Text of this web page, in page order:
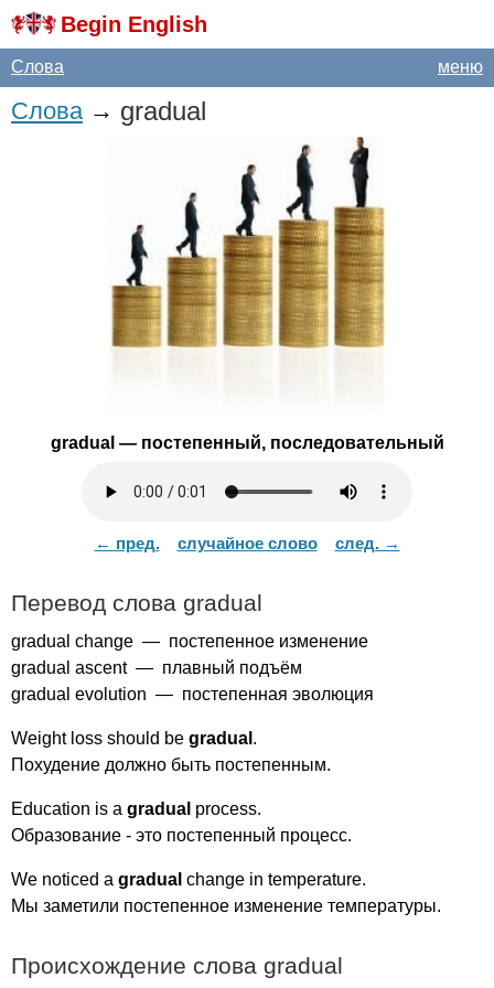
Begin English
меню
Слова
Слова→ gradual
gradual — постепенный, последовательный
← пред. случайное слово след. →
Перевод слова gradual
gradual change — постепенное изменение
gradual ascent— плавный подъём
gradual evolution — постепенная эволюция
Weight loss should be gradual .
Похудение должно быть постепенным.
Education is a gradual process.
Образование - это постепенный процесс.
We noticed a gradual change in temperature.
Мы заметили постепенное изменение температуры.
Происхождение слова gradual